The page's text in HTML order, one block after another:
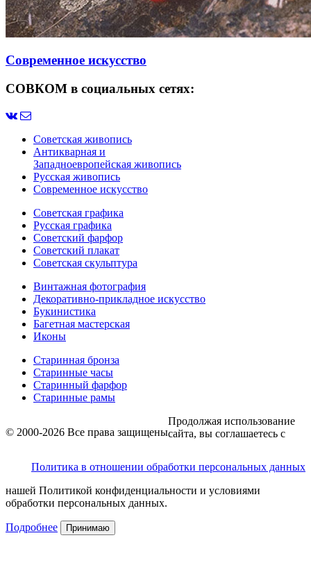
Современное искусство
СОВКОМ в социальных сетях:
Советская живопись
Антикварная и
Западноевропейская живопись
Русская живопись
Современное искусство
Советская графика
Русская графика
Советский фарфор
Советский плакат
Советская скульптура
Винтажная фотография
Декоративно-прикладное искусство
Букинистика
Багетная мастерская
Иконы
Старинная бронза
Старинные часы
Старинный фарфор
Старинные рамы
© 2000-2026 Все права защищены
Политика в отношении обработки персональных данных
Продолжая использование
сайта, вы соглашаетесь с
нашей Политикой конфиденциальности и условиями
обработки персональных данных.
Подробнее Принимаю